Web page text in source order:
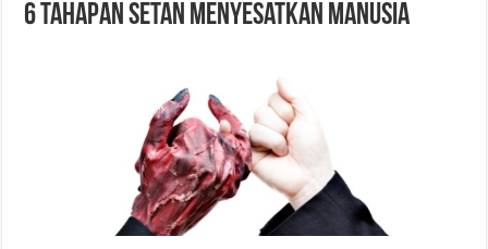
6 Tahapan Setan Menyesatkan Manusia